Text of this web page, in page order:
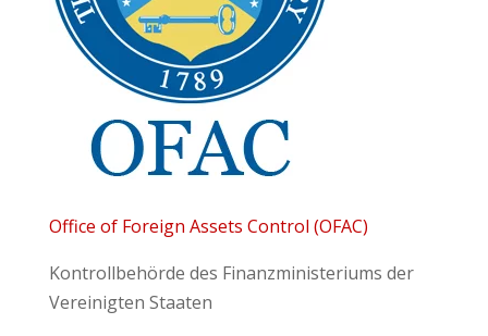
Office of Foreign Assets Control (OFAC)
Kontrollbehörde des Finanzministeriums der
Vereinigten Staaten